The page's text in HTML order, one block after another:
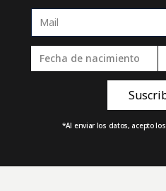
*Al enviar los datos, acepto los